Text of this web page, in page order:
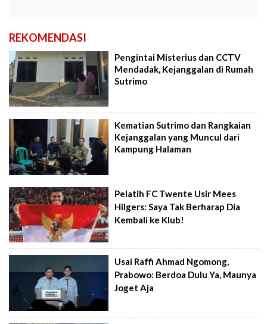
REKOMENDASI
Pengintai Misterius dan CCTV
Mendadak, Kejanggalan di Rumah
Sutrimo
Kematian Sutrimo dan Rangkaian
Kejanggalan yang Muncul dari
Kampung Halaman
Pelatih FC Twente Usir Mees
Hilgers: Saya Tak Berharap Dia
Kembali ke Klub!
Usai Raffi Ahmad Ngomong,
Prabowo: Berdoa Dulu Ya, Maunya
Joget Aja